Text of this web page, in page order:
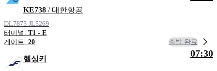
KE738 / 대한항공
DL7875 JL5269
터미널: T1 - E
게이트: 20 출발 완료
헬싱키
07:30